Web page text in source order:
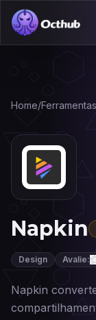
Home/Ferramentas
Napkin
Design Avalie:
Napkin